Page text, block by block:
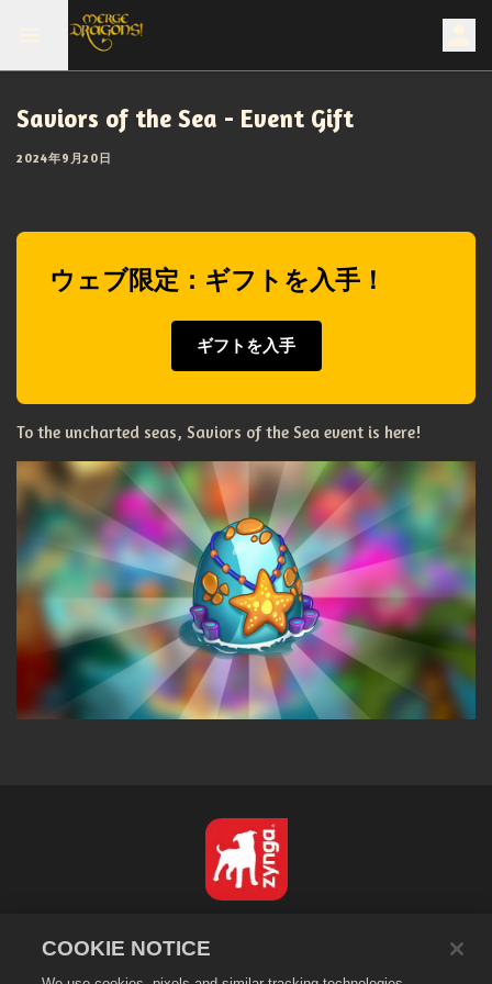
Saviors of the Sea - Event Gift
2024年9月20日
ウェブ限定：ギフトを入手！
ギフトを入手
To the uncharted seas, Saviors of the Sea event is here!
プライバシーポリシー
COOKIE NOTICE